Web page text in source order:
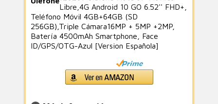
Libre,4G Android 10 GO 6.52'' FHD+,
Teléfono Móvil 4GB+64GB (SD
256GB),Triple Cámara16MP + 5MP +2MP,
Batería 4500mAh Smartphone, Face
ID/GPS/OTG-Azul [Version Española]